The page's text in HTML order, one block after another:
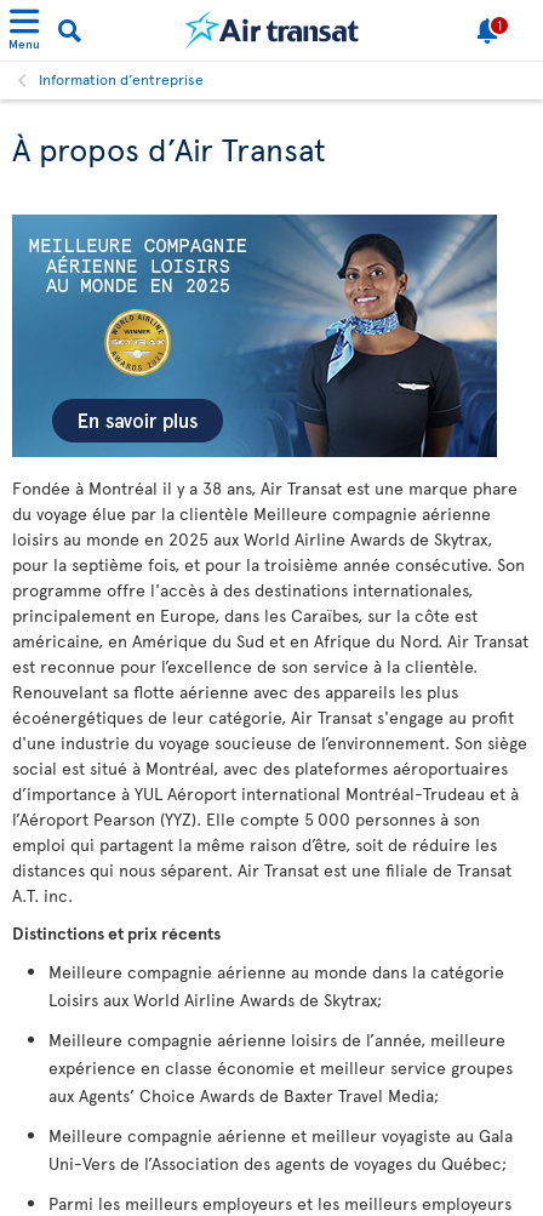
Menu
1
Information d’entreprise
À propos d’Air Transat
Fondée à Montréal il y a 38 ans, Air Transat est une marque phare
du voyage élue par la clientèle Meilleure compagnie aérienne
loisirs au monde en 2025 aux World Airline Awards de Skytrax,
pour la septième fois, et pour la troisième année consécutive. Son
programme offre l'accès à des destinations internationales,
principalement en Europe, dans les Caraïbes, sur la côte est
américaine, en Amérique du Sud et en Afrique du Nord. Air Transat
est reconnue pour l’excellence de son service à la clientèle.
Renouvelant sa flotte aérienne avec des appareils les plus
écoénergétiques de leur catégorie, Air Transat s'engage au profit
d'une industrie du voyage soucieuse de l’environnement. Son siège
social est situé à Montréal, avec des plateformes aéroportuaires
d’importance à YUL Aéroport international Montréal-Trudeau et à
l’Aéroport Pearson (YYZ). Elle compte 5 000 personnes à son
emploi qui partagent la même raison d’être, soit de réduire les
distances qui nous séparent. Air Transat est une filiale de Transat
A.T. inc.
Distinctions et prix récents
Meilleure compagnie aérienne au monde dans la catégorie
Loisirs aux World Airline Awards de Skytrax;
Meilleure compagnie aérienne loisirs de l’année, meilleure
expérience en classe économie et meilleur service groupes
aux Agents’ Choice Awards de Baxter Travel Media;
Meilleure compagnie aérienne et meilleur voyagiste au Gala
Uni-Vers de l’Association des agents de voyages du Québec;
Parmi les meilleurs employeurs et les meilleurs employeurs